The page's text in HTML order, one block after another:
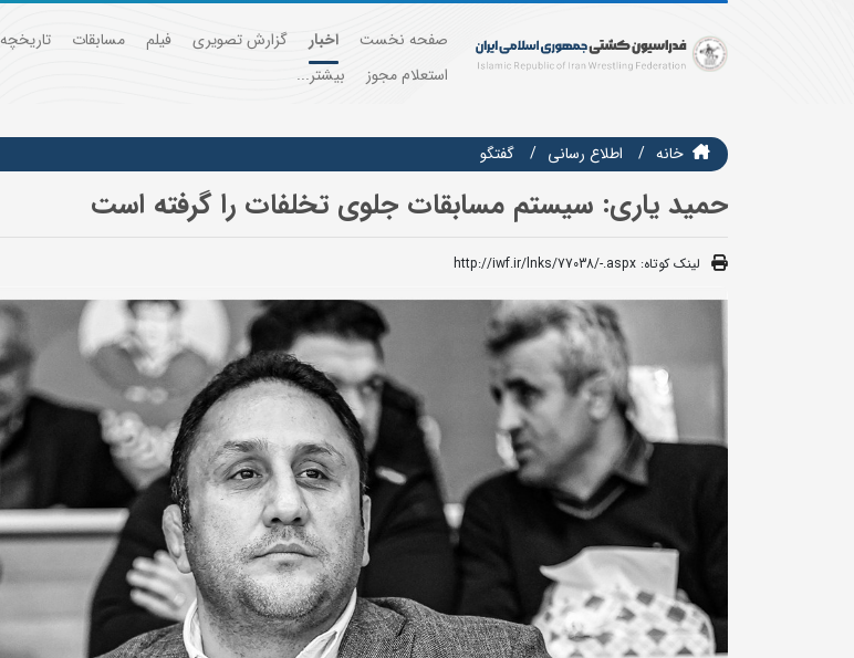
صفحه نخست اخبار گزارش تصویری فیلم مسابقات تاریخچه
استعلام مجوز
بیشتر...
خانه اطلاع رسانی گفتگو
حمید یاری: سیستم مسابقات جلوی تخلفات را گرفته است
لینک کوتاه: http://iwf.ir/lnks/77038/-.aspx